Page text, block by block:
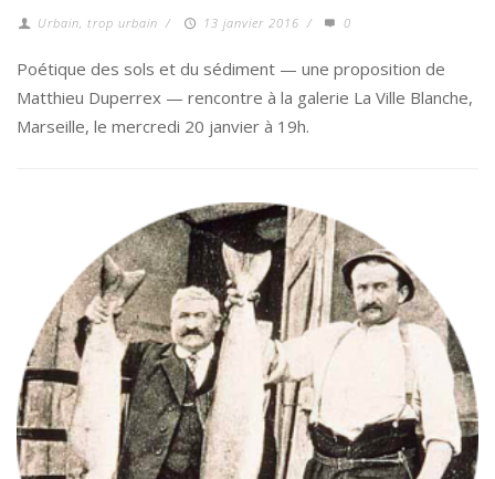
Urbain, trop urbain / 13 janvier 2016 / 0
Poétique des sols et du sédiment — une proposition de
Matthieu Duperrex — rencontre à la galerie La Ville Blanche,
Marseille, le mercredi 20 janvier à 19h.